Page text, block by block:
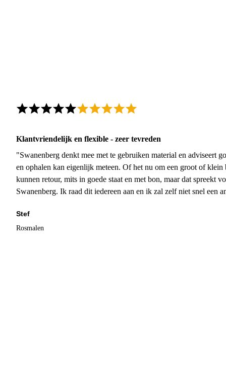
Klantvriendelijk en flexible - zeer tevreden
"Swanenberg denkt mee met te gebruiken material en adviseert
en ophalen kan eigenlijk meteen. Of het nu om een groot of
kunnen retour, mits in goede staat en met bon, maar dat spreekt
Swanenberg. Ik raad dit iedereen aan en ik zal zelf niet snel een
Stef
Rosmalen